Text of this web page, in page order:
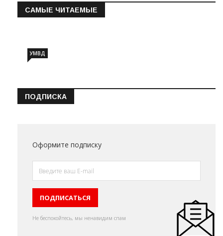
САМЫЕ ЧИТАЕМЫЕ
УМВД
ПОДПИСКА
Оформите подписку
Не беспокойтесь, мы ненавидим спам